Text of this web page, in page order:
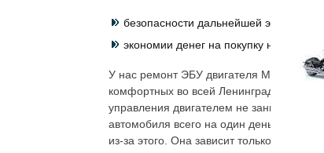
безопасности дальнейшей
экономии денег на покупку нового ЭБУ.
У нас ремонт ЭБУ двигателя Mitsubishi,
комфортных во всей Ленинградской
управления двигателем не занимает
автомобиля всего на один день, можно
из-за этого. Она зависит только от